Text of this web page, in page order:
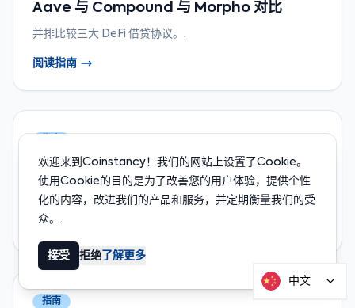
Aave 与 Compound 与 Morpho 对比
并排比较三大 DeFi 借贷协议。.
阅读指南
稳定币收益指南
2026年在哪里获取最佳稳定币利率。比较平台和策略。.
阅读指南
指南
欢迎来到Coinstancy！我们的网站上设置了Cookie。
使用Cookie的目的是为了改善您的用户体验，提供个性
化的内容，改进我们的产品和服务，并定期衡量我们的受
众。.
接受 拒绝 了解更多
中文